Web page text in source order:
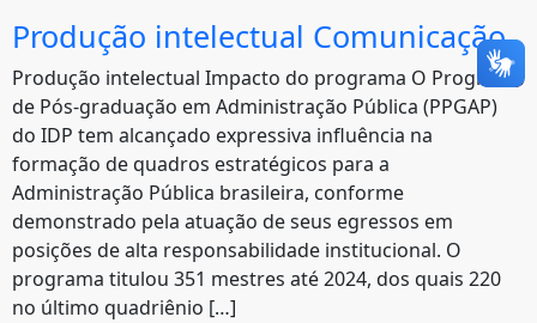
Produção intelectual Comunicação
Produção intelectual Impacto do programa O Programa
de Pós-graduação em Administração Pública (PPGAP)
do IDP tem alcançado expressiva influência na
formação de quadros estratégicos para a
Administração Pública brasileira, conforme
demonstrado pela atuação de seus egressos em
posições de alta responsabilidade institucional. O
programa titulou 351 mestres até 2024, dos quais 220
no último quadriênio […]